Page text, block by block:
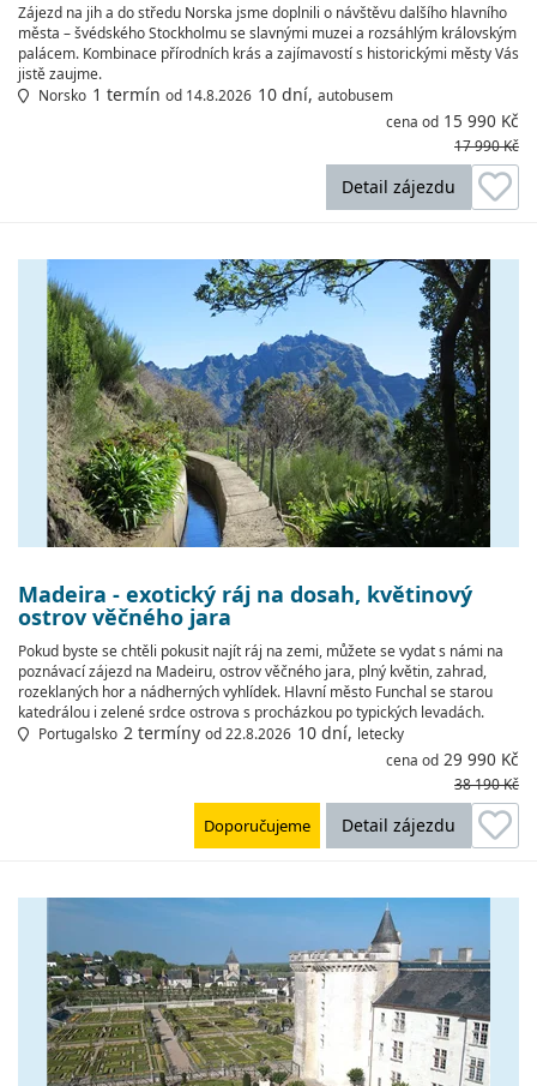
Zájezd na jih a do středu Norska jsme doplnili o návštěvu dalšího hlavního
města – švédského Stockholmu se slavnými muzei a rozsáhlým královským
palácem. Kombinace přírodních krás a zajímavostí s historickými městy Vás
jistě zaujme.
Norsko 1 termín od 14.8.2026 10 dní, autobusem
cena od 15 990 Kč
17 990 Kč
Detail zájezdu
Madeira - exotický ráj na dosah, květinový
ostrov věčného jara
Pokud byste se chtěli pokusit najít ráj na zemi, můžete se vydat s námi na
poznávací zájezd na Madeiru, ostrov věčného jara, plný květin, zahrad,
rozeklaných hor a nádherných vyhlídek. Hlavní město Funchal se starou
katedrálou i zelené srdce ostrova s procházkou po typických levadách.
Portugalsko 2 termíny od 22.8.2026 10 dní, letecky
cena od 29 990 Kč
38 190 Kč
Detail zájezdu
Doporučujeme